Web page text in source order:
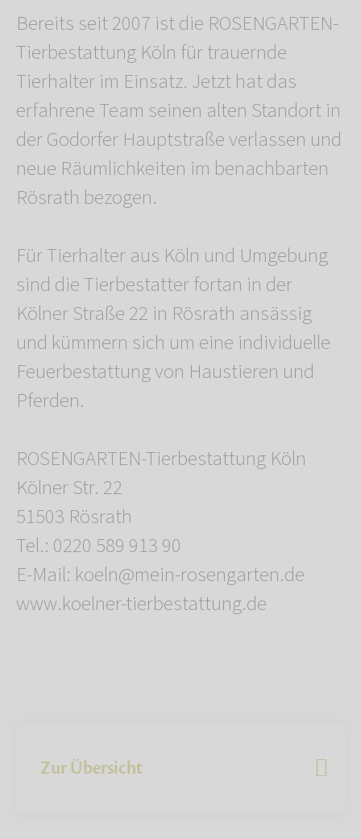
Bereits seit 2007 ist die ROSENGARTEN-
Tierbestattung Köln für trauernde
Tierhalter im Einsatz. Jetzt hat das
erfahrene Team seinen alten Standort in
der Godorfer Hauptstraße verlassen und
neue Räumlichkeiten im benachbarten
Rösrath bezogen.
Für Tierhalter aus Köln und Umgebung
sind die Tierbestatter fortan in der
Kölner Straße 22 in Rösrath ansässig
und kümmern sich um eine individuelle
Feuerbestattung von Haustieren und
Pferden.
ROSENGARTEN-Tierbestattung Köln
Kölner Str. 22
51503 Rösrath
Tel.: 0220 589 913 90
E-Mail: koeln@mein-rosengarten.de
www.koelner-tierbestattung.de
Zur Übersicht